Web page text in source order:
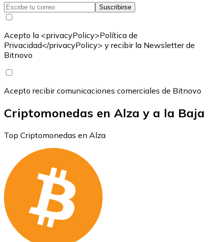
Suscribirse
Acepto la <privacyPolicy>Política de
Privacidad</privacyPolicy> y recibir la Newsletter de
Bitnovo
Acepto recibir comunicaciones comerciales de Bitnovo
Criptomonedas en Alza y a la Baja
Top Criptomonedas en Alza